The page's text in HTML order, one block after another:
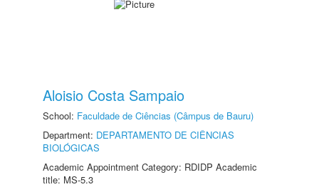
Aloisio Costa Sampaio
School: Faculdade de Ciências (Câmpus de Bauru)
Department: DEPARTAMENTO DE CIÊNCIAS
BIOLÓGICAS
Academic Appointment Category: RDIDP Academic
title: MS-5.3